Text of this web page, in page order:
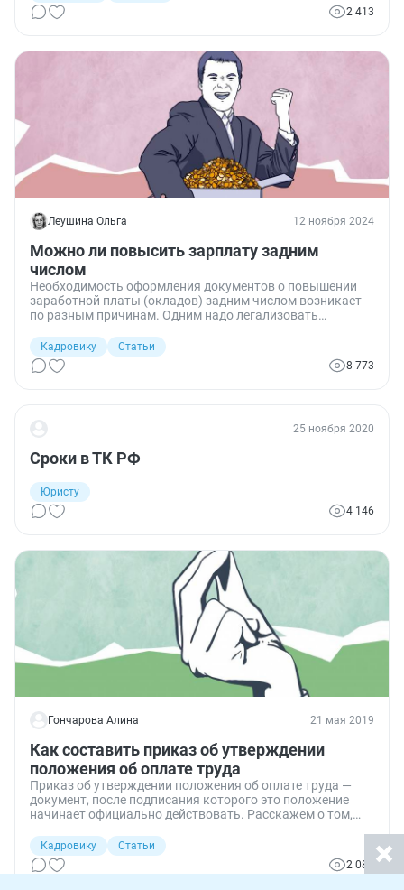
2 413
Леушина Ольга 12 ноября 2024
Можно ли повысить зарплату задним
числом
Необходимость оформления документов о повышении
заработной платы (окладов) задним числом возникает
по разным причинам. Одним надо легализовать
такое решение, чтобы удержать кадры, кому-то
документы из вышестоящей организации приходят с
опозданием на несколько месяцев. Каковы бы ни были
Кадровику
Статьи
8 773
25 ноября 2020
Сроки в ТК РФ
Юристу
4 146
Гончарова Алина 21 мая 2019
Как составить приказ об утверждении
положения об оплате труда
Приказ об утверждении положения об оплате труда —
документ, после подписания которого это положение
начинает официально действовать. Расскажем о том,
Кадровику
Статьи
2 089